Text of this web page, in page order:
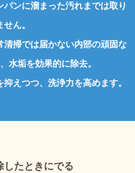
ンに溜まった汚れまでは取り
せん。
掃では届かない内部の頑固な
水垢を効果的に除去。
えつつ、洗浄力を高めます。
したときにでる